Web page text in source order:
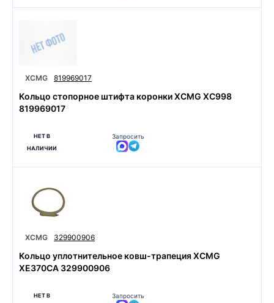
XCMG 819969017
Кольцо стопорное штифта коронки XCMG XС998
819969017
НЕТ В
НАЛИЧИИ
Запросить
XCMG 329900906
Кольцо уплотнительное ковш-трапеция XCMG
XE370CA 329900906
НЕТ В
Запросить